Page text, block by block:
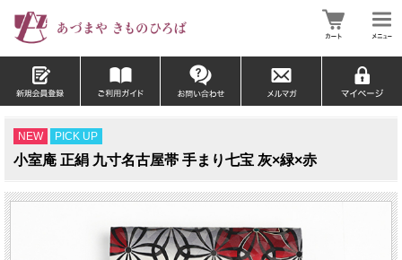
NEW PICK UP
小室庵 正絹 九寸名古屋帯 手まり七宝 灰×緑×赤